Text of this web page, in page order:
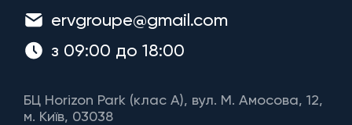
ervgroupe@gmail.com
з 09:00 до 18:00
БЦ Horizon Park (клас A), вул. М. Амосова, 12,
м. Київ, 03038